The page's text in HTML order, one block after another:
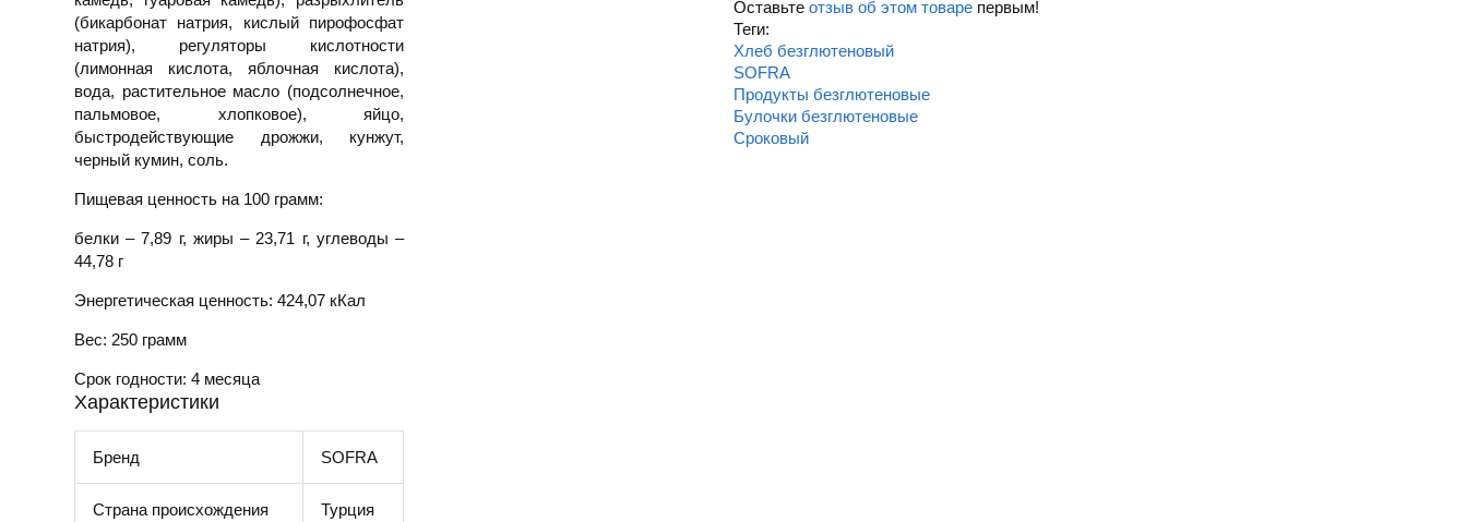
(бикарбонат натрия, кислый пирофосфат
натрия), регуляторы кислотности
(лимонная кислота, яблочная кислота),
вода, растительное масло (подсолнечное,
пальмовое, хлопковое), яйцо,
быстродействующие дрожжи, кунжут,
черный кумин, соль.
Пищевая ценность на 100 грамм:
белки – 7,89 г, жиры – 23,71 г, углеводы –
44,78 г
Энергетическая ценность: 424,07 кКал
Вес: 250 грамм
Срок годности: 4 месяца
Характеристики
Бренд SOFRA
Страна происхождения Турция
Оставьте отзыв об этом товаре первым!
Теги:
Хлеб безглютеновый
SOFRA
Продукты безглютеновые
Булочки безглютеновые
Сроковый